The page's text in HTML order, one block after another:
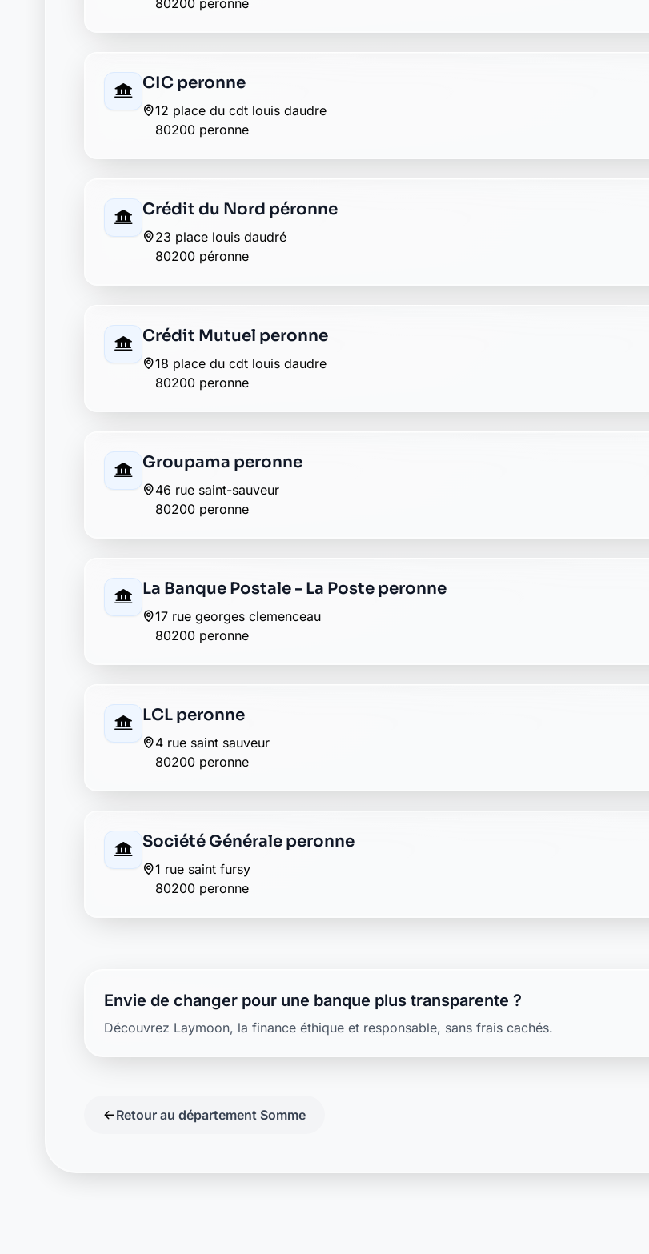
80200 peronne
La Banque Postale - La Poste peronne
17 rue georges clemenceau
80200 peronne
LCL peronne
4 rue saint sauveur
80200 peronne
Société Générale peronne
1 rue saint fursy
80200 peronne
Envie de changer pour une banque plus transparente ?
Retour au département Somme